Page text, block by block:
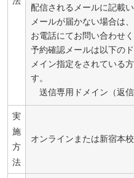
配信されるメールに記載い
メールが届かない場合は
お電話にてお問い合わせく
予約確認メールは以下の
メイン指定をされている
す。
送信専用ドメイン（返
実
施
方
法
オンラインまたは新宿本